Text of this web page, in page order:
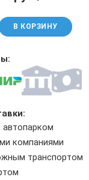
В КОРЗИНУ
компаниями
транспортом